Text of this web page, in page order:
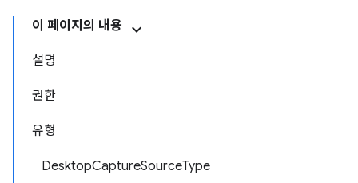
이 페이지의 내용
설명
권한
유형
DesktopCaptureSourceType